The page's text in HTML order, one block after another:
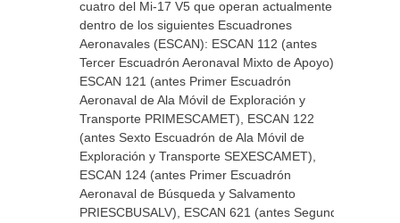
cuatro del Mi-17 V5 que operan actualmente
dentro de los siguientes Escuadrones
Aeronavales (ESCAN): ESCAN 112 (antes
Tercer Escuadrón Aeronaval Mixto de Apoyo),
ESCAN 121 (antes Primer Escuadrón
Aeronaval de Ala Móvil de Exploración y
Transporte PRIMESCAMET), ESCAN 122
(antes Sexto Escuadrón de Ala Móvil de
Exploración y Transporte SEXESCAMET),
ESCAN 124 (antes Primer Escuadrón
Aeronaval de Búsqueda y Salvamento
PRIESCBUSALV), ESCAN 621 (antes Segundo